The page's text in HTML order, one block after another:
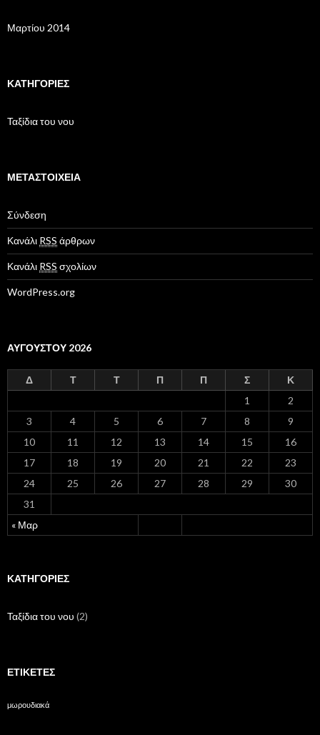
Μαρτίου 2014
ΚΑΤΗΓΟΡΊΕΣ
Ταξίδια του νου
ΜΕΤΑΣΤΟΙΧΕΊΑ
Σύνδεση
Κανάλι RSS άρθρων
Κανάλι RSS σχολίων
WordPress.org
ΑΥΓΟΎΣΤΟΥ 2026
Δ Τ Τ Π Π Σ Κ
« Μαρ
1
2
3
4 5 6 7 8
9
10
11 12 13 14 15
16
17
18 19 20 21 22
23
24
25 26 27 28 29
30
31
ΚΑΤΗΓΟΡΊΕΣ
Ταξίδια του νου (2)
ΕΤΙΚΈΤΕΣ
μωρουδιακά